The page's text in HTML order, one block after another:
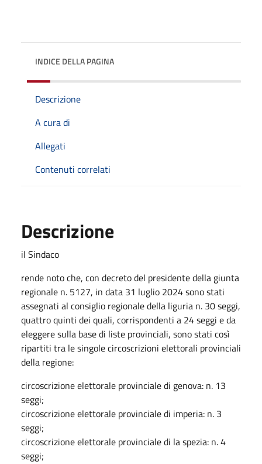
INDICE DELLA PAGINA
Descrizione
A cura di
Allegati
Contenuti correlati
Descrizione
il Sindaco
rende noto che, con decreto del presidente della giunta
regionale n. 5127, in data 31 luglio 2024 sono stati
assegnati al consiglio regionale della liguria n. 30 seggi,
quattro quinti dei quali, corrispondenti a 24 seggi e da
eleggere sulla base di liste provinciali, sono stati così
ripartiti tra le singole circoscrizioni elettorali provinciali
della regione:
circoscrizione elettorale provinciale di genova: n. 13
seggi;
circoscrizione elettorale provinciale di imperia: n. 3
seggi;
circoscrizione elettorale provinciale di la spezia: n. 4
seggi;